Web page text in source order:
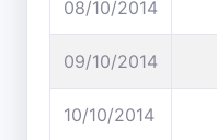
08/10/2014
09/10/2014
10/10/2014